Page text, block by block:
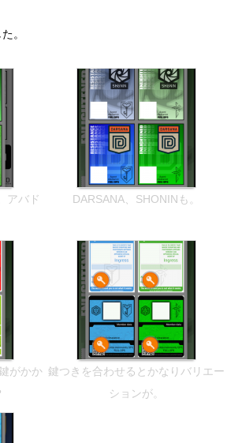
。
アバド
DARSANA、SHONINも。
がかか 鍵つきを合わせるとかなりバリエー
ションが。